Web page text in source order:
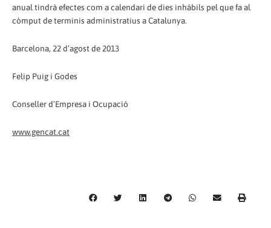
anual tindrà efectes com a calendari de dies inhàbils pel que fa al
còmput de terminis administratius a Catalunya.
Barcelona, 22 d’agost de 2013
Felip Puig i Godes
Conseller d’Empresa i Ocupació
www.gencat.cat